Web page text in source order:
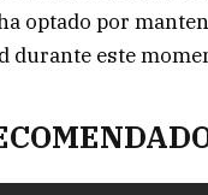
optado por
durante este